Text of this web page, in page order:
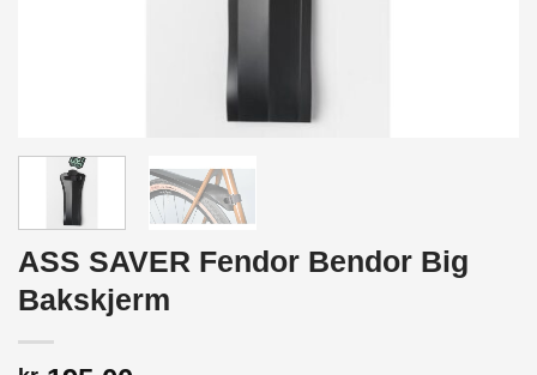
ASS SAVER Fendor Bendor Big
Bakskjerm